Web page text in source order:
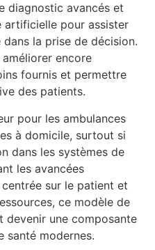
diagnostic avancés et
artificielle pour assister
la prise de décision.
encore
fournis et permettre
des patients.
pour les ambulances
à domicile, surtout si
dans les systèmes de
les avancées
sur le patient et
ce modèle de
devenir une composante
santé modernes.